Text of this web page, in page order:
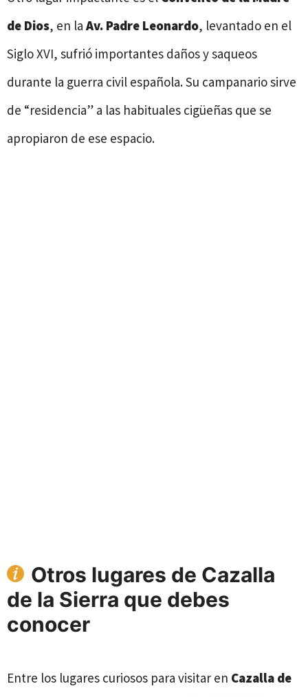
de Dios, en la Av. Padre Leonardo, levantado en el
Siglo XVI, sufrió importantes daños y saqueos
durante la guerra civil española. Su campanario sirve
de “residencia” a las habituales cigüeñas que se
apropiaron de ese espacio.
Otros lugares de Cazalla
de la Sierra que debes
conocer
Entre los lugares curiosos para visitar en Cazalla de